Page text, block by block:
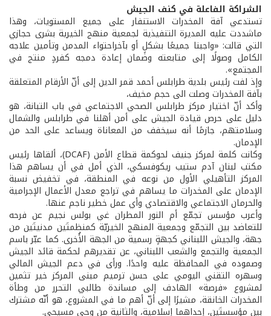
الشراكة الفاعلة في كنف الجيش
تستدعي آفة المخدرات الاستنفار على جميع المستويات، وهذا
ماشددت عليه المديرة التنفيذية لجمعية منهج الخيرية بشرى حجازي
التي قالت: «واجبنا جميعًا بشكلٍ أو بآخراحتواء المدمن وتأمين علاجه
الكامل وصولًا إلى متابعته وضمان إعادة دمجه كفردٍ منتج في
المجتمع».
وإذ لفت رئيس بلدية طرابلس أحمد قمر الدين إلى أنّ الأرقام المتعلقة
بآفة المخدرات وصلت الى حجم مخيف،
وأكد أنّ اختيار مركز طرابلس الصحي الاجتماعي في باب التبانة، هو
دليل على حرص قيادة الجيش على أمن أهلنا في طرابلس والشمال
وسلامتهم، جازمًا أنه سيخفف من المعاناة ويساعد على الحد من
الإدمان.
وكانت كلمة لمركز جنیف لحوكمة قطاع الأمن (DCAF)، ألقاها رئیس
مكتب لبنان آدم ستیب ريكوفسكي، الذي أمل في أن یساهم هذا
المركز التأهیلي الأول من نوعه في المنطقة، في تخفیض نسبة
الإدمان على المخدرات ما يساهم في تراجع معدل الأعمال الإجرامية
والحرمان الاجتماعي والاقتصادي وأي عمل خطیر ناجم عنها.
وأعرب مؤسس تجمّع أم النور المطران غي بولس نجيم عن فرحه
للتعاضد بين التجمّع وجمعیة المنهج الخیریّة كمنظمتَين مدنيتَين من
جهة، والجیش اللبناني كجهةٍ رسمية من الجهة الأُخرى. كما عبّر باسم
الجمعية والتجمع والشعب اللبناني، عن تقديرهم لحكمة قائد الجيش
وصموده في المحافظة عليه واحدًا. ورأى في دعم الجيش المالي
وسهره التقني اليومي على حسن ترميم مبنى المركز خير تثمين
لمشروع «فرصة» الهادف إلى مساندة طالبي التحرر من وطأة
المخدرات الخانقة، مشيرًا إلى أنّ أهم ما في المشروع، هو أنّه مشترك
بين مؤسستَين، إحداهما إسلامية، والثانية من وحي مسيحي.